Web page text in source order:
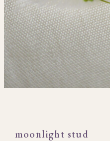
moonlight stud